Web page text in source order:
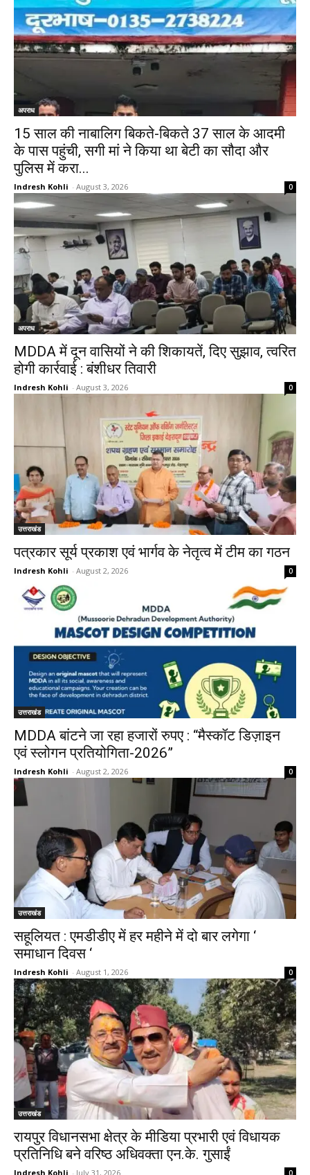
अपराध
15 साल की नाबालिग बिकते-बिकते 37 साल के आदमी
के पास पहुंची, सगी मां ने किया था बेटी का सौदा और
पुलिस में करा...
Indresh Kohli - August 3, 2026 0
अपराध
MDDA में दून वासियों ने की शिकायतें, दिए सुझाव, त्वरित
होगी कार्रवाई : बंशीधर तिवारी
Indresh Kohli - August 3, 2026 0
उत्तराखंड
पत्रकार सूर्य प्रकाश एवं भार्गव के नेतृत्व में टीम का गठन
Indresh Kohli - August 2, 2026 0
उत्तराखंड
MDDA बांटने जा रहा हजारों रुपए : “मैस्कॉट डिज़ाइन
एवं स्लोगन प्रतियोगिता-2026”
Indresh Kohli - August 2, 2026 0
उत्तराखंड
सहूलियत : एमडीडीए में हर महीने में दो बार लगेगा ‘
समाधान दिवस ‘
Indresh Kohli - August 1, 2026 0
उत्तराखंड
रायपुर विधानसभा क्षेत्र के मीडिया प्रभारी एवं विधायक
प्रतिनिधि बने वरिष्ठ अधिवक्ता एन.के. गुसाईं
Indresh Kohli - July 31, 2026 0